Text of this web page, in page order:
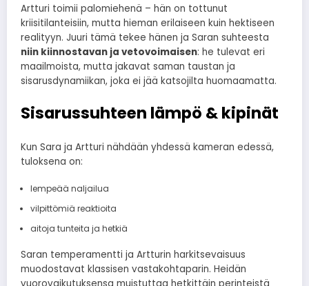
Artturi toimii palomiehenä – hän on tottunut
kriisitilanteisiin, mutta hieman erilaiseen kuin hektiseen
realityyn. Juuri tämä tekee hänen ja Saran suhteesta
niin kiinnostavan ja vetovoimaisen: he tulevat eri
maailmoista, mutta jakavat saman taustan ja
sisarusdynamiikan, joka ei jää katsojilta huomaamatta.
Sisarussuhteen lämpö & kipinät
Kun Sara ja Artturi nähdään yhdessä kameran edessä,
tuloksena on:
lempeää naljailua
vilpittömiä reaktioita
aitoja tunteita ja hetkiä
Saran temperamentti ja Artturin harkitsevaisuus
muodostavat klassisen vastakohtaparin. Heidän